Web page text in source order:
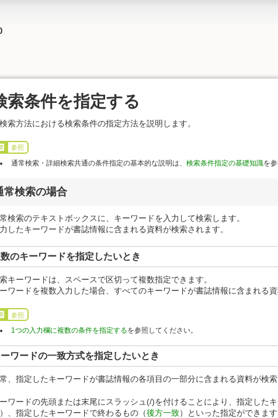
索条件を指定する
索方法における検索条件の指定方法を説明します。
参照
通常検索・詳細検索共通の条件指定の基本的な説明は、検索条件指定の基礎知識を
常検索の場合
検索のテキストボックスに、キーワードを入力して検索します。
したキーワードが書誌情報に含まれる資料が検索されます。
のキーワードを指定したいとき
キーワードは、スペースで区切って複数指定できます。
ワードを複数入力した場合、すべてのキーワードが書誌情報に含まれる
参照
1つの入力欄に複数の条件を指定するを参照してください。
ワードの一致方式を指定したいとき
、指定したキーワードが書誌情報の各項目の一部分に含まれる資料が検
ワードの先頭または末尾にスラッシュ(/)を付けることにより、指定した
）、指定したキーワードで終わるもの（後方一致）といった指定ができます